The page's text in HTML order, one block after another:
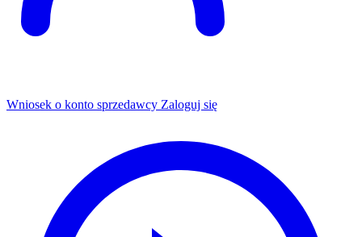
Wniosek o konto sprzedawcy Zaloguj się